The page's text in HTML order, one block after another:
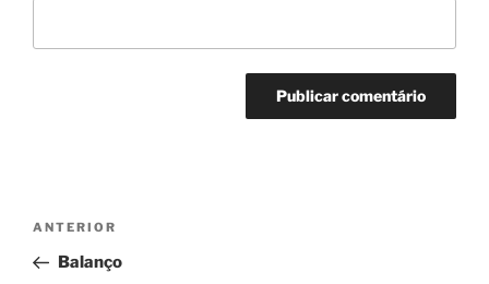
Navegação
artigos
Conteúdo
anterior
ANTERIOR
Balanço